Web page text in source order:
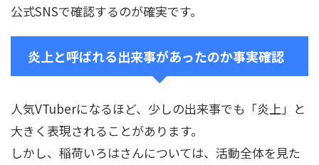
公式SNSで確認するのが確実です。
炎上と呼ばれる出来事があったのか事実確認
人気VTuberになるほど、少しの出来事でも「炎上」と
大きく表現されることがあります。
しかし、稲荷いろはさんについては、活動全体を見た